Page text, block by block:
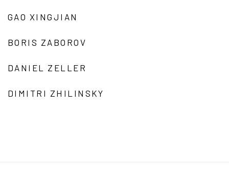
GAO XINGJIAN
BORIS ZABOROV
DANIEL ZELLER
DIMITRI ZHILINSKY